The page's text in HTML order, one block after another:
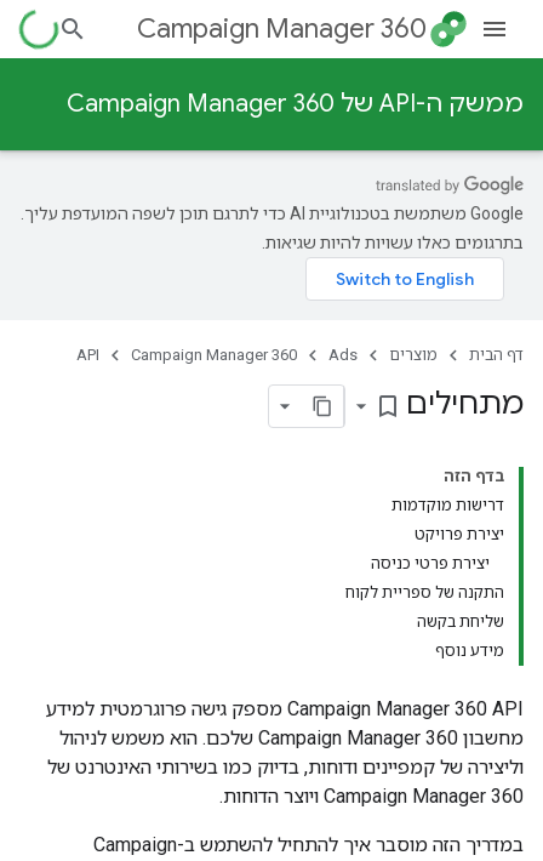
Campaign Manager 360
ממשק ה-API של Campaign Manager 360
‫Google משתמשת בטכנולוגיית AI כדי לתרגם תוכן לשפה המועדפת עליך.
בתרגומים כאלו עשויות להיות שגיאות.
דף הבית מוצרים Ads
Campaign Manager 360
API
מתחילים bookmark_border
בדף הזה
דרישות מוקדמות
יצירת פרויקט
יצירת פרטי כניסה
התקנה של ספריית לקוח
שליחת בקשה
מידע נוסף
‫Campaign Manager 360 API מספק גישה פרוגרמטית למידע
מחשבון Campaign Manager 360 שלכם. הוא משמש לניהול
וליצירה של קמפיינים ודוחות, בדיוק כמו בשירותי האינטרנט של
Campaign Manager 360 ויוצר הדוחות.
במדריך הזה מוסבר איך להתחיל להשתמש ב-Campaign